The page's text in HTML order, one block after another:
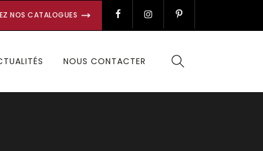
NOS CATALOGUES
NOUS CONTACTER